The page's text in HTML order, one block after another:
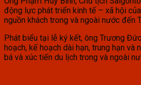
động lực phát triển kinh tế – xã hội
nguồn khách trong và ngoài nước đến
Phát biểu tại lễ ký kết, ông Trương
hoạch, kế hoạch dài hạn, trung hạn
bá và xúc tiến du lịch trong và ngoài